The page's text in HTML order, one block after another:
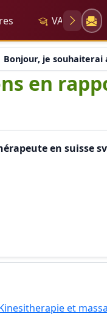
VAE
Bonjour, je
en
en suisse
et